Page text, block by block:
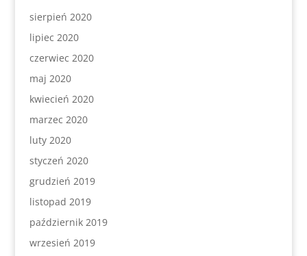
sierpień 2020
lipiec 2020
czerwiec 2020
maj 2020
kwiecień 2020
marzec 2020
luty 2020
styczeń 2020
grudzień 2019
listopad 2019
październik 2019
wrzesień 2019